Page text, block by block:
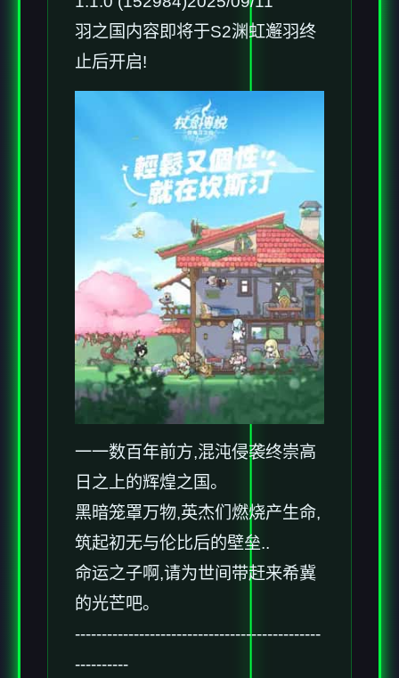
羽之国内容即将于S2渊虹邂羽终
止后开启!
一一数百年前方,混沌侵袭终崇高
日之上的辉煌之国。
黑暗笼罩万物,英杰们燃烧产生命,
筑起初无与伦比后的壁垒..
命运之子啊,请为世间带赶来希冀
的光芒吧。
----------------------------------------------
----------